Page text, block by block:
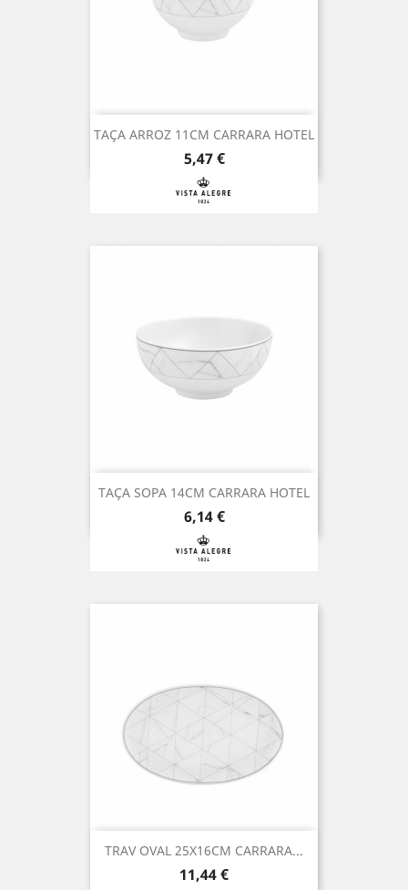
TAÇA ARROZ 11CM CARRARA HOTEL
Preço
5,47 €
TAÇA SOPA 14CM CARRARA HOTEL
Preço
6,14 €
TRAV OVAL 25X16CM CARRARA...
Preço
11,44 €